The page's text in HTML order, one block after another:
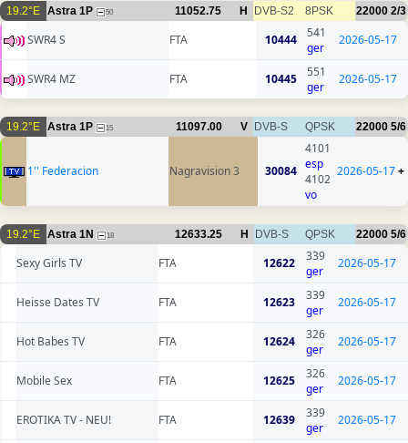
19.2°E Astra 1P 50 11052.75 H DVB-S2 8PSK 22000 2/3
SWR4 S FTA 10444
541
ger
2026-05-17
SWR4 MZ FTA 10445
551
ger
2026-05-17
19.2°E Astra 1P 15 11097.00 V DVB-S QPSK 22000 5/6
1'' Federacion Nagravision 3 30084
4101
esp
4102
vo
2026-05-17+
19.2°E Astra 1N 18 12633.25 H DVB-S QPSK 22000 5/6
Sexy Girls TV FTA 12622
339
ger
2026-05-17
Heisse Dates TV FTA 12623
339
ger
2026-05-17
Hot Babes TV FTA 12624
326
ger
2026-05-17
Mobile Sex FTA 12625
326
ger
2026-05-17
EROTIKA TV - NEU! FTA 12639
339
ger
2026-05-17